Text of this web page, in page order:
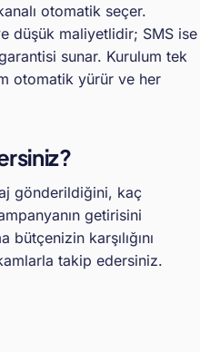
otomatik seçer.
düşük maliyetlidir; SMS ise
sunar. Kurulum tek
otomatik yürür ve her
gönderildiğini, kaç
getirisini
karşılığını
takip edersiniz.